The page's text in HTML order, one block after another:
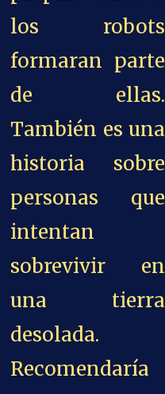
los robots
formaran parte
de ellas.
También es una
historia sobre
personas que
intentan
sobrevivir en
una tierra
desolada.
Recomendaría